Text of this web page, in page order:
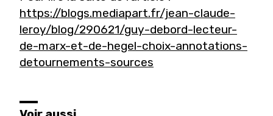
https://blogs.mediapart.fr/jean-claude-
leroy/blog/290621/guy-debord-lecteur-
de-marx-et-de-hegel-choix-annotations-
detournements-sources